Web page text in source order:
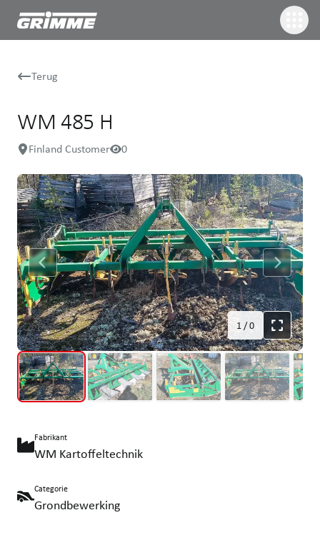
Terug
WM 485 H
Finland Customer 0
1/0
Fabrikant
WM Kartoffeltechnik
Categorie
Grondbewerking